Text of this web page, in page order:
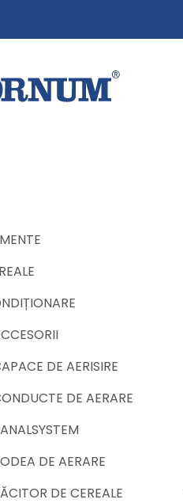
DE AERISIRE
DE AERARE
DE AERARE
DE CEREALE